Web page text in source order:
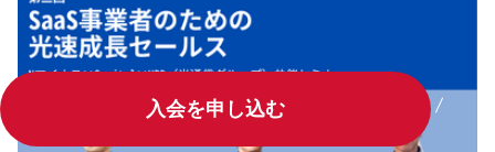
入会を申し込む